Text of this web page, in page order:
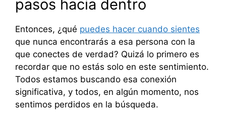
pasos hacia dentro
Entonces, ¿qué puedes hacer cuando sientes
que nunca encontrarás a esa persona con la
que conectes de verdad? Quizá lo primero es
recordar que no estás solo en este sentimiento.
Todos estamos buscando esa conexión
significativa, y todos, en algún momento, nos
sentimos perdidos en la búsqueda.